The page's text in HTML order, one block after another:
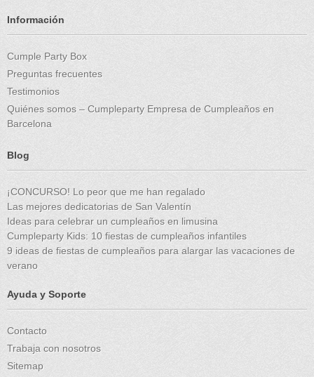
Información
Cumple Party Box
Preguntas frecuentes
Testimonios
Quiénes somos – Cumpleparty Empresa de Cumpleaños en
Barcelona
Blog
¡CONCURSO! Lo peor que me han regalado
Las mejores dedicatorias de San Valentín
Ideas para celebrar un cumpleaños en limusina
Cumpleparty Kids: 10 fiestas de cumpleaños infantiles
9 ideas de fiestas de cumpleaños para alargar las vacaciones de
verano
Ayuda y Soporte
Contacto
Trabaja con nosotros
Sitemap